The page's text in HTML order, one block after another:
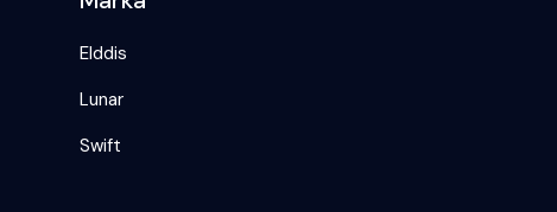
Elddis
Lunar
Swift